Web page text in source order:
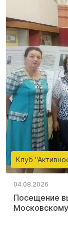
Клуб
04.08.2026
Посещение